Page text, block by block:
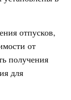
отпусков,
от
получения
для